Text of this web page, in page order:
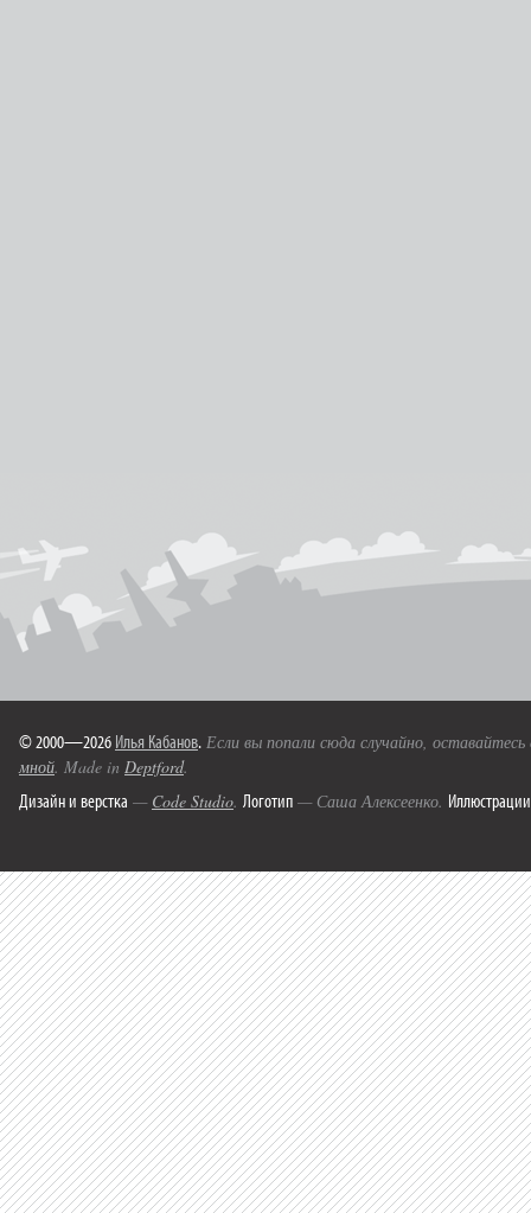
© 2000—2026 Илья Кабанов. Если вы попали сюда случайно,
мной. Made in Deptford.
Дизайн и верстка — Code Studio. Логотип — Саша Алексеенко. Иллюстрации